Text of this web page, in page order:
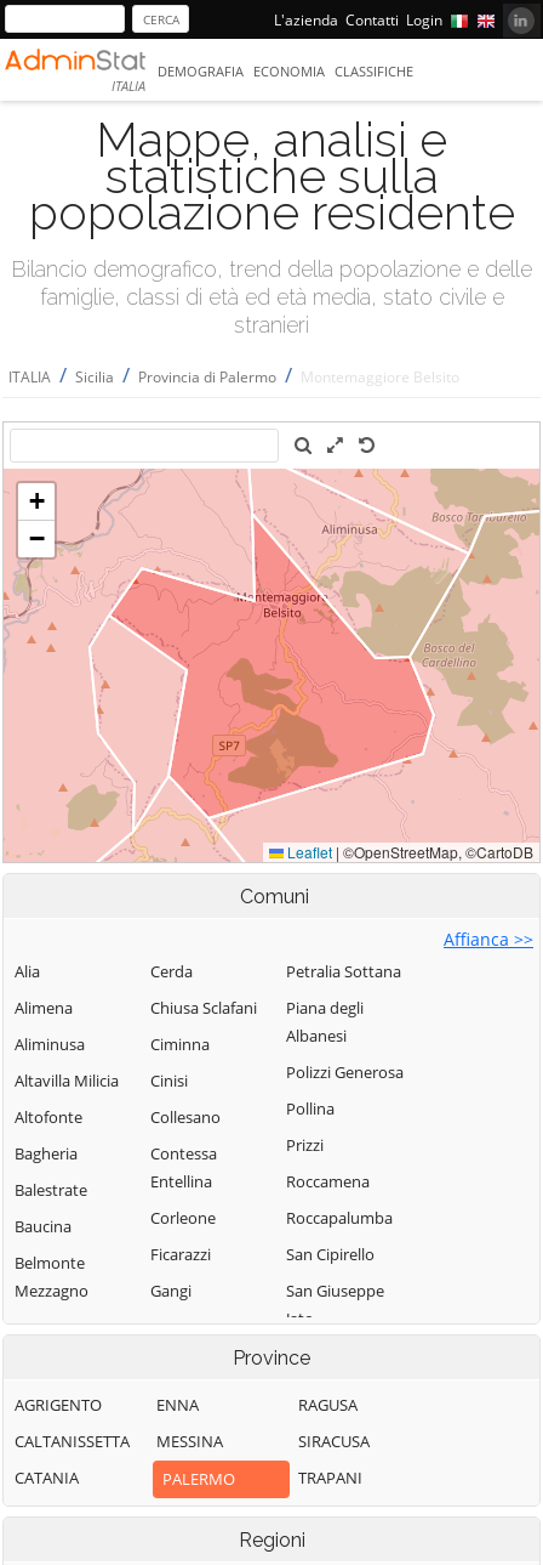
L'azienda Contatti Login
ITALIA
DEMOGRAFIA ECONOMIA CLASSIFICHE
Mappe, analisi e
statistiche sulla
popolazione residente
Bilancio demografico, trend della popolazione e delle
famiglie, classi di età ed età media, stato civile e
stranieri
ITALIA / Sicilia / Provincia di Palermo / Montemaggiore Belsito
Comuni
Affianca >>
Alia
Alimena
Aliminusa
Altavilla Milicia
Altofonte
Bagheria
Balestrate
Baucina
Belmonte
Mezzagno
Bisacquino
Bolognetta
Bompietro
Borgetto
Caccamo
Cerda
Chiusa Sclafani
Ciminna
Cinisi
Collesano
Contessa
Entellina
Corleone
Ficarazzi
Gangi
Geraci Siculo
Giuliana
Godrano
Gratteri
Isnello
Petralia Sottana
Piana degli
Albanesi
Polizzi Generosa
Pollina
Prizzi
Roccamena
Roccapalumba
San Cipirello
San Giuseppe
Jato
San Mauro
Gela
Santa Flavia
Sciara
Province
AGRIGENTO
CALTANISSETTA
CATANIA
ENNA
MESSINA
PALERMO
RAGUSA
SIRACUSA
TRAPANI
Regioni